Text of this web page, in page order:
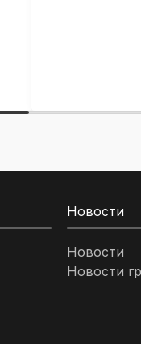
Новости
Новости
Новости